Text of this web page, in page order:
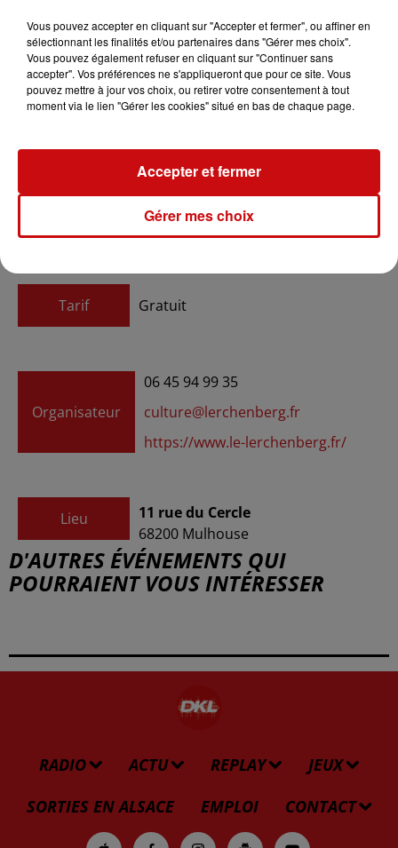
Stand : 13€ / 4m linéaires
du5 mai 2024 à 7h00
Tarif Gratuit
Organisateur
06 45 94 99 35
culture@lerchenberg.fr
https://www.le-lerchenberg.fr/
Lieu
11 rue du Cercle
68200 Mulhouse
D'AUTRES ÉVÉNEMENTS QUI
POURRAIENT VOUS INTÉRESSER
RADIO ACTU REPLAY
JEUX
SORTIES EN ALSACE
EMPLOI CONTACT
Vous pouvez accepter en cliquant sur "Accepter et fermer", ou affiner en
sélectionnant les finalités et/ou partenaires dans "Gérer mes choix".
Vous pouvez également refuser en cliquant sur "Continuer sans
accepter". Vos préférences ne s'appliqueront que pour ce site. Vous
pouvez mettre à jour vos choix, ou retirer votre consentement à tout
moment via le lien "Gérer les cookies" situé en bas de chaque page.
Gérer mes choix
Accepter et fermer